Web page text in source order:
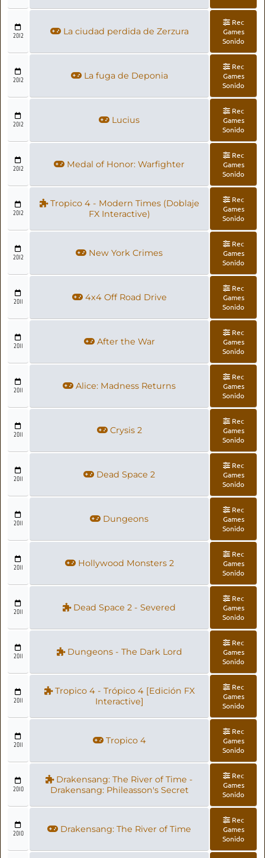
2012 La ciudad perdida de Zerzura
Rec
Games
Sonido
2012 La fuga de Deponia
Rec
Games
Sonido
2012 Lucius
Rec
Games
Sonido
2012 Medal of Honor: Warfighter
Rec
Games
Sonido
2012
Tropico 4 - Modern Times (Doblaje
FX Interactive)
Rec
Games
Sonido
2012 New York Crimes
Rec
Games
Sonido
2011 4x4 Off Road Drive
Rec
Games
Sonido
2011 After the War
Rec
Games
Sonido
2011 Alice: Madness Returns
Rec
Games
Sonido
2011 Crysis 2
Rec
Games
Sonido
2011 Dead Space 2
Rec
Games
Sonido
2011 Dungeons
Rec
Games
Sonido
2011 Hollywood Monsters 2
Rec
Games
Sonido
2011 Dead Space 2 - Severed
Rec
Games
Sonido
2011 Dungeons - The Dark Lord
Rec
Games
Sonido
2011
Tropico 4 - Trópico 4 [Edición FX
Interactive]
Rec
Games
Sonido
2011 Tropico 4
Rec
Games
Sonido
2010
Drakensang: The River of Time -
Drakensang: Phileasson's Secret
Rec
Games
Sonido
2010 Drakensang: The River of Time
Rec
Games
Sonido